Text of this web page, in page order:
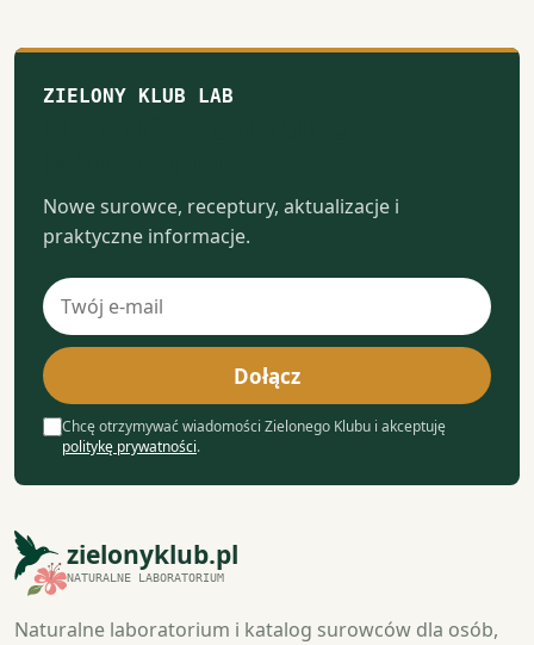
ZIELONY KLUB LAB
Nowe surowce, receptury, aktualizacje i
praktyczne informacje.
Adres
e-
mail
Dołącz
Chcę otrzymywać wiadomości Zielonego Klubu i akceptuję
politykę prywatności.
zielonyklub.pl
NATURALNE LABORATORIUM
Naturalne laboratorium i katalog surowców dla osób,